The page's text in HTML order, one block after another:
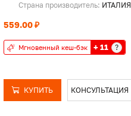
Страна производитель: ИТАЛИЯ
559.00 ₽
Мгновенный кеш-бэк + 11 ?
КУПИТЬ КОНСУЛЬТАЦИЯ